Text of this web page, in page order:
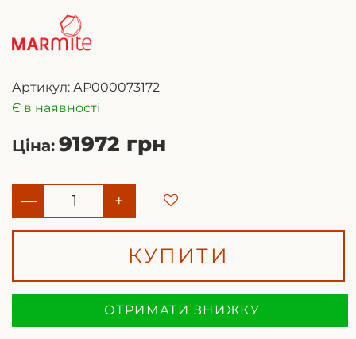
Артикул: АР000073172
Є в наявності
Ціна: 91972 грн
— +
КУПИТИ
ОТРИМАТИ ЗНИЖКУ